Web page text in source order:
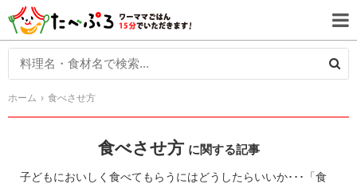
ホーム 食べさせ方
食べさせ方 に関する記事
子どもにおいしく食べてもらうにはどうしたらいいか･･･「食